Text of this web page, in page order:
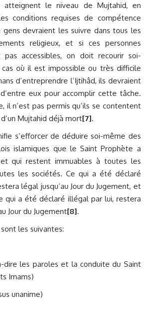
atteignent le niveau de Mujtahid, en
conditions requises de compétence
devraient les suivre dans tous les
religieux, et si ces personnes
accessibles, on doit recourir soi-
cas où il est impossible ou très difficile
d’entreprendre l’Ijtihâd, ils devraient
eux pour accomplir cette tâche.
il n’est pas permis qu’ils se contentent
Mujtahid déjà mort[7].
s’efforcer de déduire soi-même des
islamiques que le Saint Prophète a
qui restent immuables à toutes les
les sociétés. Ce qui a été déclaré
légal jusqu’au Jour du Jugement, et
qui a été déclaré illégal par lui, restera
Jour du Jugement[8].
les suivantes:
dire les paroles et la conduite du Saint
Imams)
unanime)